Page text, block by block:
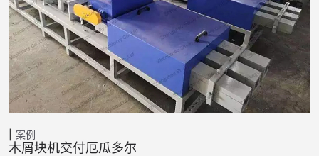
案例
木屑块机交付厄瓜多尔